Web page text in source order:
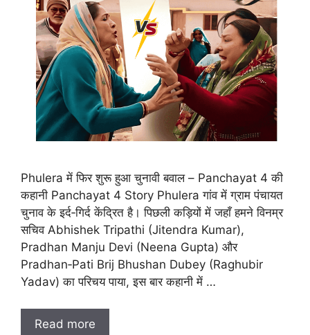
Phulera में फिर शुरू हुआ चुनावी बवाल – Panchayat 4 की
कहानी Panchayat 4 Story Phulera गांव में ग्राम पंचायत
चुनाव के इर्द‑गिर्द केंद्रित है। पिछली कड़ियों में जहाँ हमने विनम्र
सचिव Abhishek Tripathi (Jitendra Kumar),
Pradhan Manju Devi (Neena Gupta) और
Pradhan‑Pati Brij Bhushan Dubey (Raghubir
Yadav) का परिचय पाया, इस बार कहानी में …
Read more